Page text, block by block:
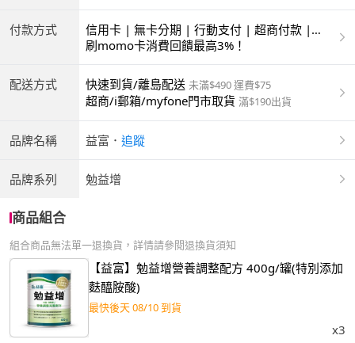
付款方式
信用卡 | 無卡分期 | 行動支付 | 超商付款 |
ATM | 銀聯卡
刷momo卡消費回饋最高3%！
配送方式 快速到貨/離島配送 未滿$490 運費$75
超商/i郵箱/myfone門市取貨 滿$190出貨
品牌名稱 益富 ． 追蹤
品牌系列 勉益增
商品組合
組合商品無法單一退換貨，詳情請參閱退換貨須知
【益富】勉益增營養調整配方 400g/罐(特別添加
麩醯胺酸)
最快後天 08/10 到貨
x3